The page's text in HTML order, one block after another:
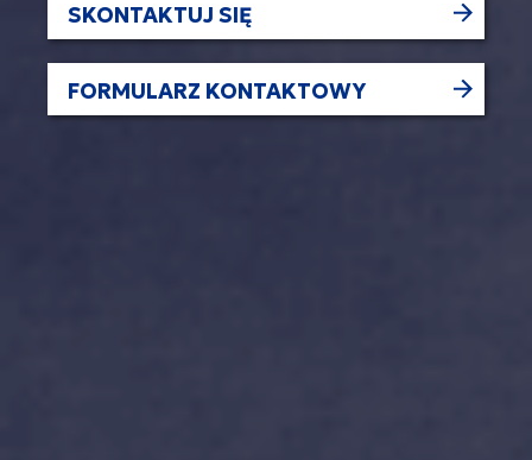
SKONTAKTUJ SIĘ
FORMULARZ KONTAKTOWY